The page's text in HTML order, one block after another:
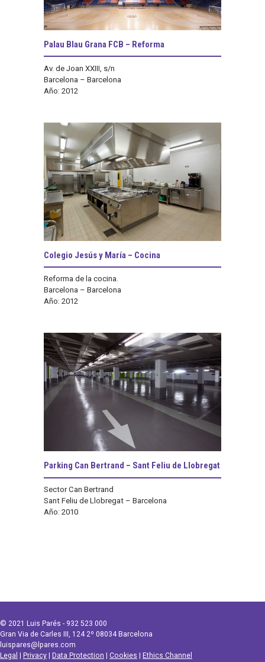
Palau Blau Grana FCB – Reforma
Av. de Joan XXIII, s/n
Barcelona – Barcelona
Año: 2012
Colegio Jesús y María – Cocina
Reforma de la cocina.
Barcelona – Barcelona
Año: 2012
Parking Can Bertrand – Sant Feliu de Llobregat
Sector Can Bertrand
Sant Feliu de Llobregat – Barcelona
Año: 2010
© 2021 Luis Parés - 932 523 000
Gran Via de Carles III, 124 2º 08034 Barcelona
luispares@lpares.com
Legal
Privacy Data Protection Cookies Ethics Channel